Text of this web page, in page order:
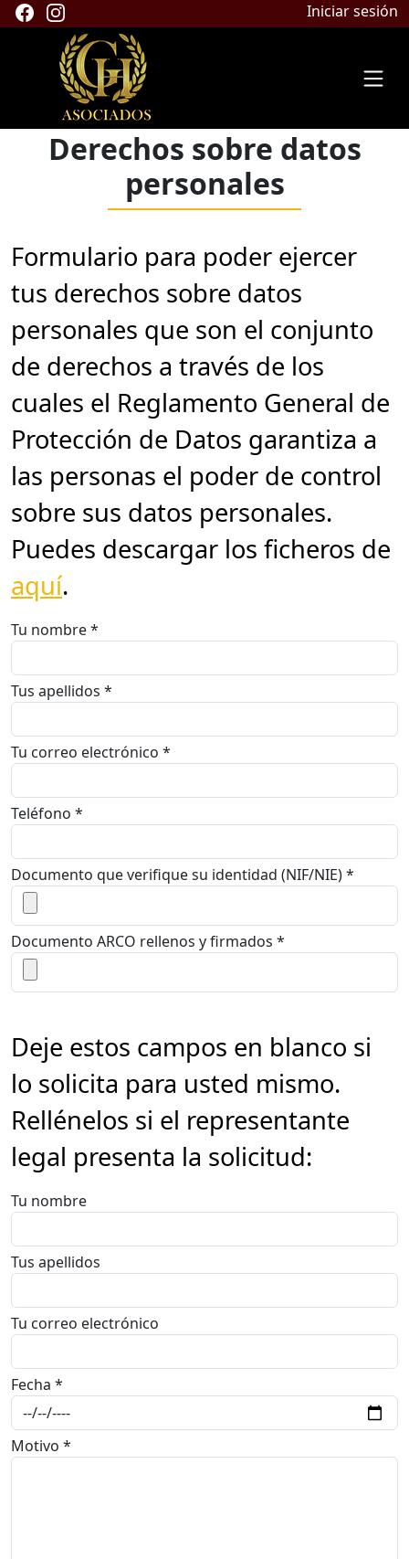
Iniciar sesión
Derechos sobre datos
personales
Formulario para poder ejercer
tus derechos sobre datos
personales que son el conjunto
de derechos a través de los
cuales el Reglamento General de
Protección de Datos garantiza a
las personas el poder de control
sobre sus datos personales.
Puedes descargar los ficheros de
aquí.
Tu nombre *
Tus apellidos *
Tu correo electrónico *
Teléfono *
Documento que verifique su identidad (NIF/NIE) *
Documento ARCO rellenos y firmados *
Deje estos campos en blanco si
lo solicita para usted mismo.
Rellénelos si el representante
legal presenta la solicitud:
Tu nombre
Tus apellidos
Tu correo electrónico
Fecha *
Motivo *